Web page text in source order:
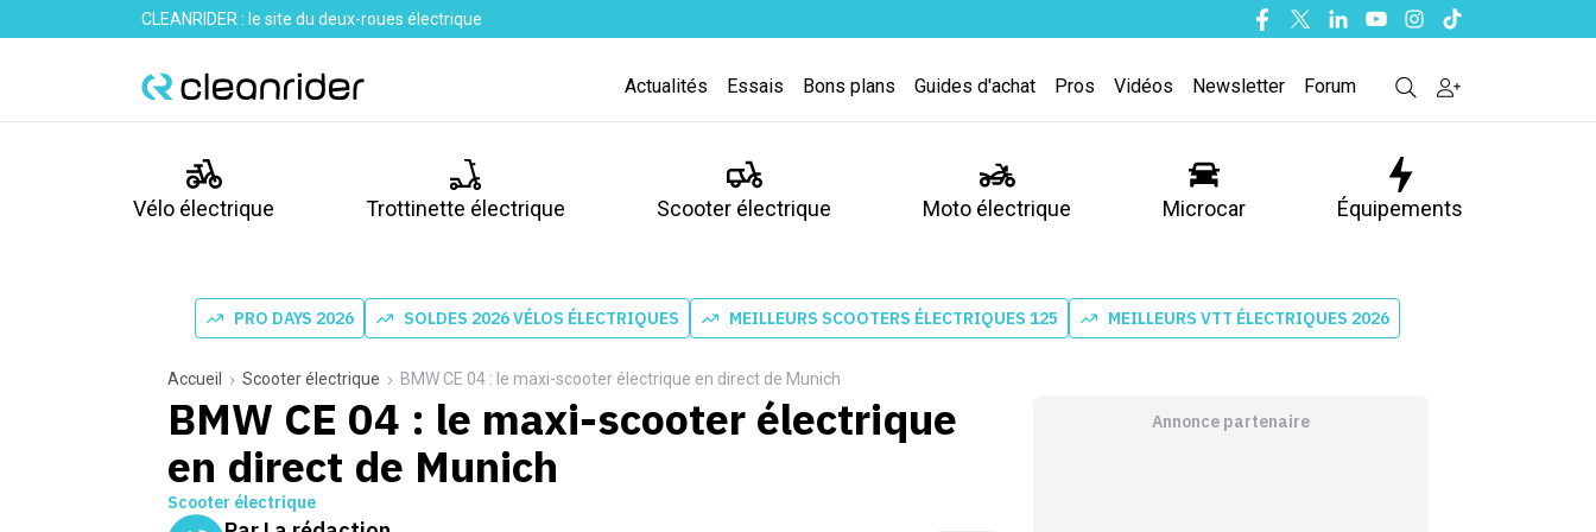
CLEANRIDER : le site du deux-roues électrique Facebook
TwitterLinkedinYoutubeInstagram
Tiktok
Actualités Essais Bons plans Guides d'achat Pros Vidéos Newsletter Forum
Vélo électrique Trottinette électrique Scooter électrique Moto électrique Microcar Équipements
PRO DAYS 2026 SOLDES 2026 VÉLOS ÉLECTRIQUES MEILLEURS SCOOTERS ÉLECTRIQUES 125 MEILLEURS VTT ÉLECTRIQUES 2026
Accueil Scooter électrique BMW CE 04 : le maxi-scooter électrique en direct de Munich
BMW CE 04 : le maxi-scooter électrique
en direct de Munich
Scooter électrique
Annonce partenaire